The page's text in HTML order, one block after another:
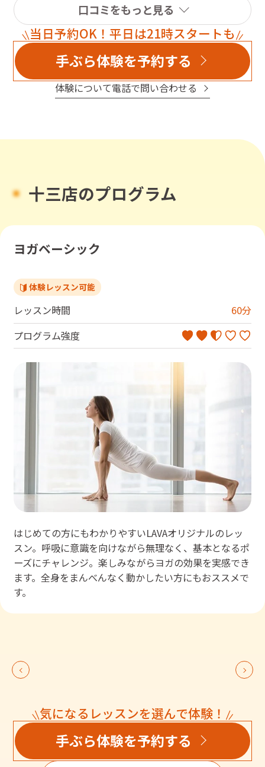
口コミをもっと見る
当日予約OK！平日は21時スタートも
手ぶら体験を予約する
体験について電話で問い合わせる
十三店のプログラム
ヨガベーシック
体験レッスン可能
レッスン時間 60分
プログラム強度
はじめての方にもわかりやすいLAVAオリジナルのレッ
スン。呼吸に意識を向けながら無理なく、基本となるポ
ーズにチャレンジ。楽しみながらヨガの効果を実感でき
ます。全身をまんべんなく動かしたい方にもおススメで
す。
気になるレッスンを選んで体験！
手ぶら体験を予約する